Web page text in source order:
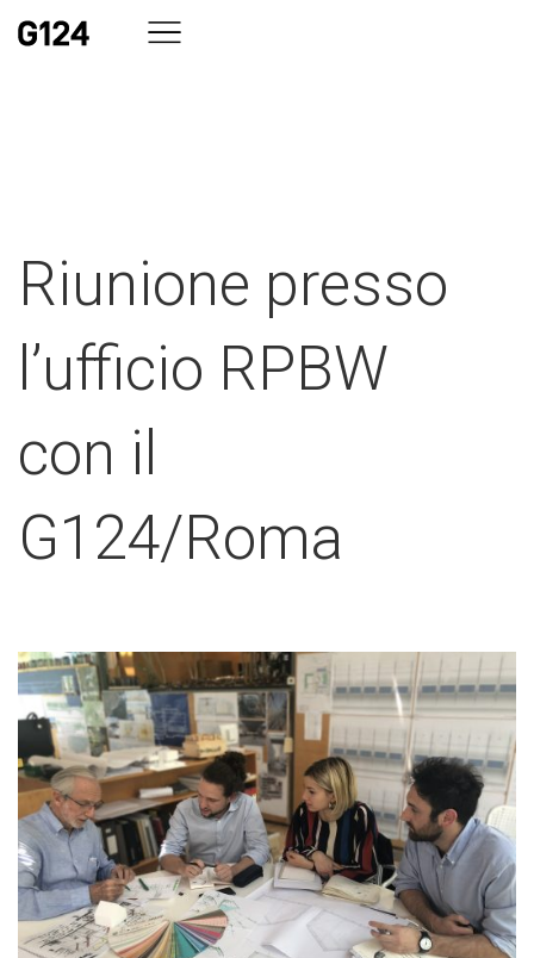
Riunione presso
l’ufficio RPBW
con il
G124/Roma